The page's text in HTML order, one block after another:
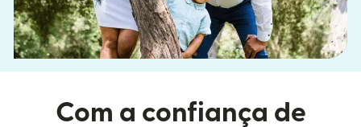
Com a confiança de